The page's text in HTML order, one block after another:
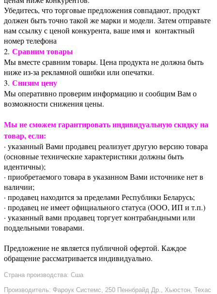
Убедитесь, что торговые предложения совпадают, продукт
должен быть точно такой же марки и модели. Затем отправьте
нам ссылку с ценой конкурента, ваше имя и контактный
номер телефона
2. Сравним товары
Мы вместе сравним товары. Цена продукта не должна быть
ниже из-за рекламной ошибки или опечатки.
3. Снизим цену
Мы оперативно проверим информацию и сообщим Вам о
возможности снижения цены.
Мы не сможем гарантировать индивидуальную скидку на
товар, если:
· указанный Вами продавец реализует другую версию товара
(основные технические характеристики должны быть
идентичны);
· приобретаемого товара в указанном Вами источнике нет в
наличии;
· продавец находится за пределами Республики Беларусь;
· продавец не имеет официального статуса (ООО, ИП и т.п.)
· указанный вами продавец торгует контрабандными или
поддельными товарами.
Предложение не является публичной офертой. Каждое
обращение рассматривается индивидуально.
Страна производства: Сша
Производитель: Фароук Системс, 250 Пеннбрайд Др., Хьюстон, Техас